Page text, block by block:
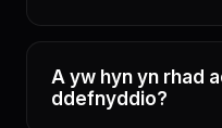
A yw hyn yn rhad
ddefnyddio?